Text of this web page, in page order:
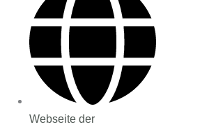
Webseite der